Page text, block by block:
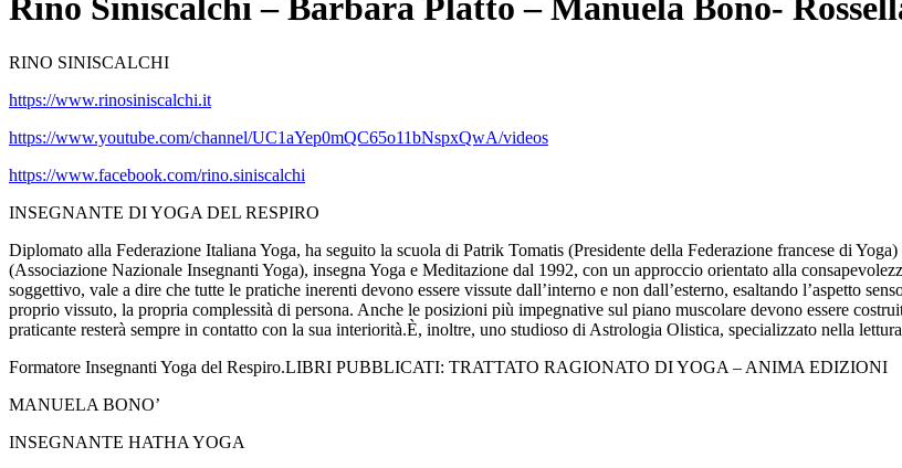
Rino Siniscalchi – Barbara Platto – Manuela Bonò-
RINO SINISCALCHI
https://www.rinosiniscalchi.it
https://www.youtube.com/channel/UC1aYep0mQC65o11bNspxQwA/videos
https://www.facebook.com/rino.siniscalchi
INSEGNANTE DI YOGA DEL RESPIRO
Diplomato alla Federazione Italiana Yoga, ha seguito la scuola di Patrik Tomatis (Presidente della Federazione francese di
(Associazione Nazionale Insegnanti Yoga), insegna Yoga e Meditazione dal 1992, con un approccio orientato alla
soggettivo, vale a dire che tutte le pratiche inerenti devono essere vissute dall’interno e non dall’esterno, esaltando l’aspetto
proprio vissuto, la propria complessità di persona. Anche le posizioni più impegnative sul piano muscolare devono essere
praticante resterà sempre in contatto con la sua interiorità.È, inoltre, uno studioso di Astrologia Olistica, specializzato nella
Formatore Insegnanti Yoga del Respiro.LIBRI PUBBLICATI: TRATTATO RAGIONATO DI YOGA – ANIMA EDIZIONI
MANUELA BONO’
INSEGNANTE HATHA YOGA